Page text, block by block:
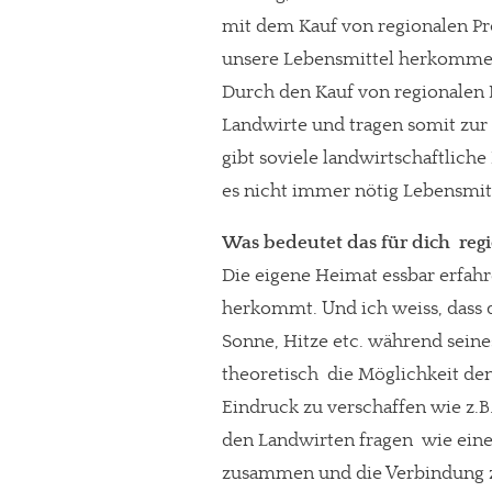
mit dem Kauf von regionalen
unsere Lebensmittel
Durch den Kauf von
Landwirte und tragen somit
gibt soviele landwirtschaftliche
es nicht immer nötig
Was bedeutet das für dich 
Die eigene Heimat essbar
herkommt. Und ich weiss, dass
Sonne, Hitze etc. während
theoretisch  die Möglichkeit
Eindruck zu verschaffen wie
den Landwirten fragen  wie
zusammen und die Verbindung